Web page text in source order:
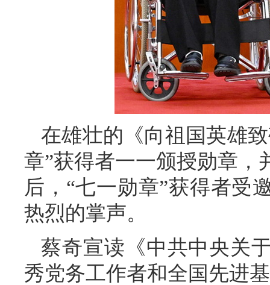
在雄壮的《向祖国英雄
章”获得者一一颁授勋章，
后，“七一勋章”获得者受
热烈的掌声。
蔡奇宣读《中共中央关
秀党务工作者和全国先进